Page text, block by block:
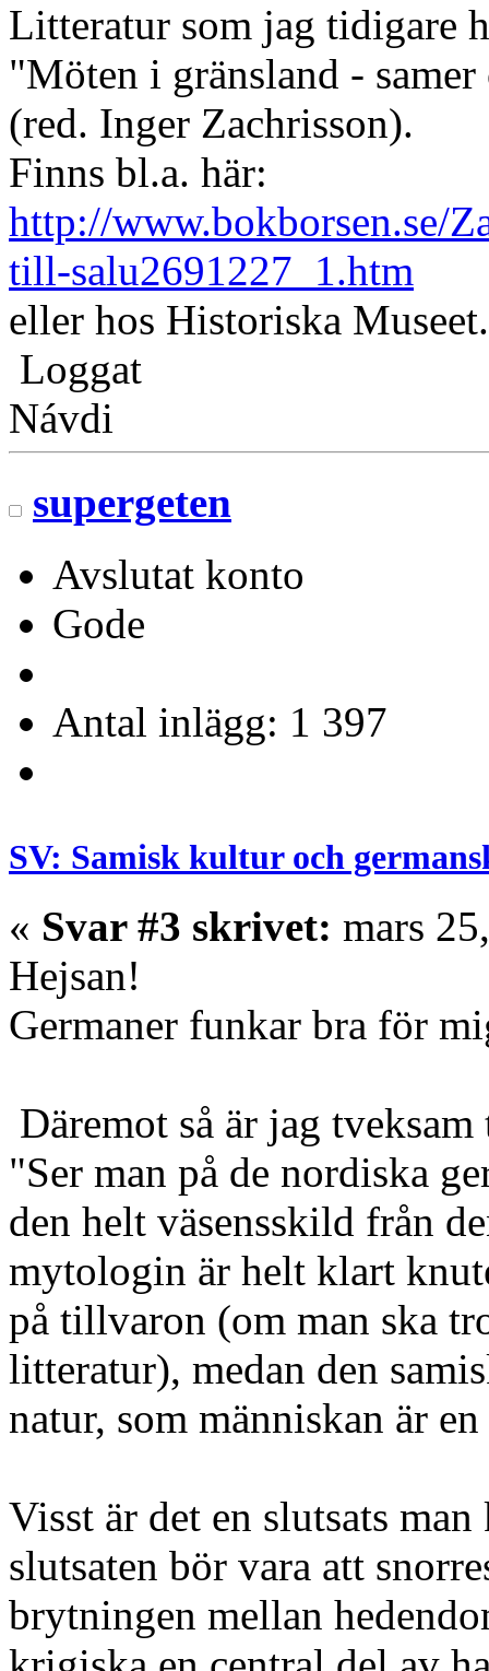
Litteratur som jag tidigare
"Möten i gränsland -
(red. Inger Zachrisson).
Finns bl.a. här:
http://www.bokborsen.se/
till-salu2691227_1.htm
eller hos Historiska Museet.
Loggat
Návdi
supergeten
Avslutat konto
Gode
Antal inlägg: 1 397
SV: Samisk kultur och
« Svar #3 skrivet: mars
Hejsan!
Germaner funkar bra för
Däremot så är jag
"Ser man på de nordiska
den helt väsensskild från
mytologin är helt klart
på tillvaron (om man ska
litteratur), medan den
natur, som människan är
Visst är det en slutsats
slutsaten bör vara att
brytningen mellan